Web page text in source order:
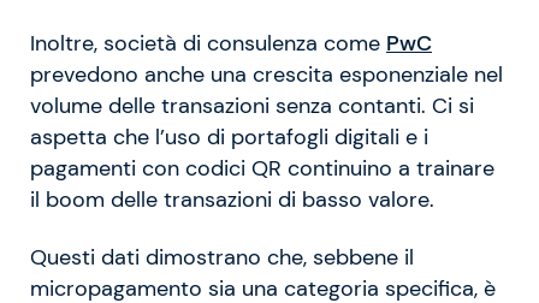
Inoltre, società di consulenza come PwC
prevedono anche una crescita esponenziale nel
volume delle transazioni senza contanti. Ci si
aspetta che l’uso di portafogli digitali e i
pagamenti con codici QR continuino a trainare
il boom delle transazioni di basso valore.
Questi dati dimostrano che, sebbene il
micropagamento sia una categoria specifica, è